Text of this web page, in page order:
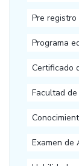
Pre
Programa
Certificado
Facultad
Examen de